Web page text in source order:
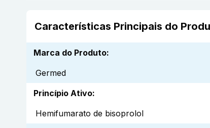
Características Principais do
Marca do Produto:
Germed
Princípio Ativo:
Hemifumarato de bisoprolol